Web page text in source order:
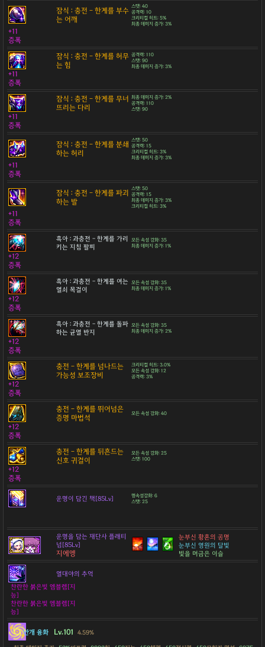
잠식 : 충전 - 한계를 부수
는 어깨
스탯: 40
공격력: 10
크리티컬 히트: 5%
최종 데미지 증가: 3%
+11
증폭
잠식 : 충전 - 한계를 허무
는 힘
공격력: 110
스탯: 90
최종 데미지 증가: 3%
+11
증폭
잠식 : 충전 - 한계를 무너
뜨리는 다리
최종 데미지 증가: 2%
공격력: 110
스탯: 90
+11
증폭
잠식 : 충전 - 한계를 분쇄
하는 허리
스탯: 50
공격력: 15
크리티컬 히트: 3%
최종 데미지 증가: 3%
+11
증폭
잠식 : 충전 - 한계를 파괴
하는 발
스탯: 50
공격력: 15
최종 데미지 증가: 3%
크리티컬 히트: 3%
+11
증폭
흑아 : 과충전 - 한계를 가리
키는 지침 팔찌
모든 속성 강화: 35
최종 데미지 증가: 1%
+12
증폭
흑아 : 과충전 - 한계를 여는
열쇠 목걸이
모든 속성 강화: 35
최종 데미지 증가: 1%
+12
증폭
흑아 : 과충전 - 한계를 돌파
하는 균열 반지
모든 속성 강화: 35
최종 데미지 증가: 2%
+12
증폭
충전 - 한계를 넘나드는
가능성 보조장비
크리티컬 히트: 3.0%
모든 속성 강화: 12
공격력: 3%
+12
증폭
충전 - 한계를 뛰어넘은
증명 마법석
모든 속성 강화: 40
+12
증폭
충전 - 한계를 뒤흔드는
신호 귀걸이
모든 속성 강화: 25
스탯: 100
+12
증폭
운명이 담긴 책[85Lv]
명속성강화: 6
스탯: 25
운명을 담는 재단사 플래티
넘[85Lv]
지에엥
눈부신 황혼의 공명
눈부신 영원의 달빛
빛을 머금은 이슬
열대야의 추억
찬란한 붉은빛 엠블렘[지
능]
찬란한 붉은빛 엠블렘[지
능]
안개 융화 Lv.101 4.59%